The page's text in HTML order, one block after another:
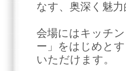
なす、奥深く魅
会場にはキッチ
ー」をはじめと
いただけます。